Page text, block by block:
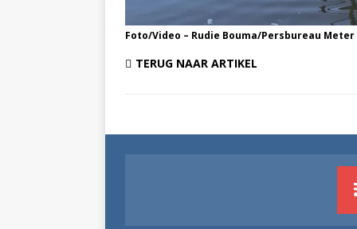
Foto/Video – Rudie Bouma/Persbureau Meter
TERUG NAAR ARTIKEL